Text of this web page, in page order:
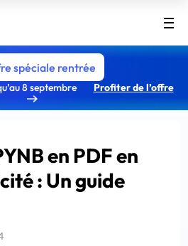
spéciale rentrée
8 septembre Profiter de l’offre
en PDF en
: Un guide